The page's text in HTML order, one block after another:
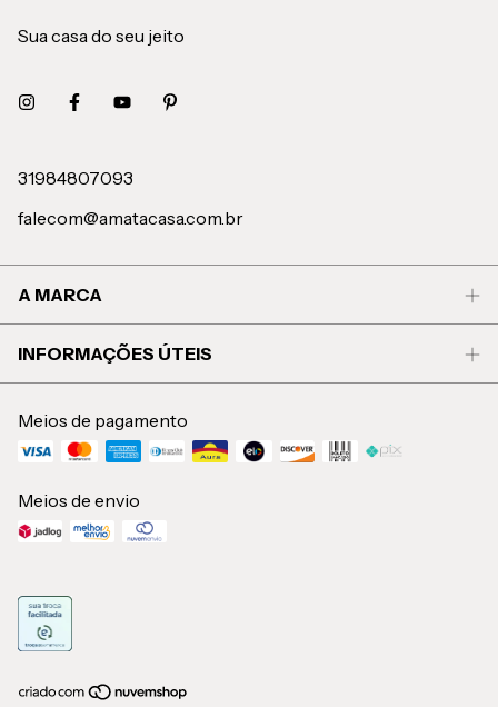
Sua casa do seu jeito
31984807093
falecom@amatacasa.com.br
A MARCA
INFORMAÇÕES ÚTEIS
Meios de pagamento
Meios de envio